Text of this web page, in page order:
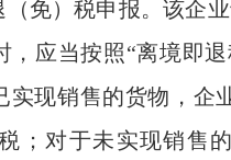
免）税申报。该企业
，应当按照“离境即
实现销售的货物，企
；对于未实现销售